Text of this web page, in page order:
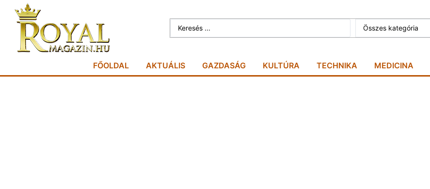
Összes kategória
FŐOLDAL AKTUÁLIS GAZDASÁG KULTÚRA TECHNIKA MEDICINA